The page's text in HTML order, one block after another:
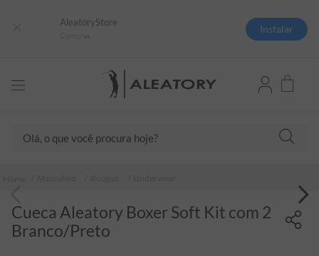
AleatoryStore
Instalar
Cueca Aleatory Boxer Soft Kit com 2
Branco/Preto
2º
camiseta listrada